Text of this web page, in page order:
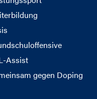
Assist
gegen Doping